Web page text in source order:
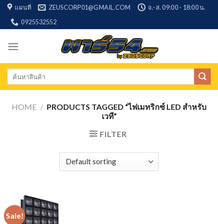
Skip
content
แผนที่ ZEUSCORP01@GMAIL.COM
จ.-ส. 09:00 - 18:00 น.
0925532552
Search
HOME / PRODUCTS TAGGED “ไฟเมทริกซ์ LED สำหรับ
เวที”
FILTER
Sale!